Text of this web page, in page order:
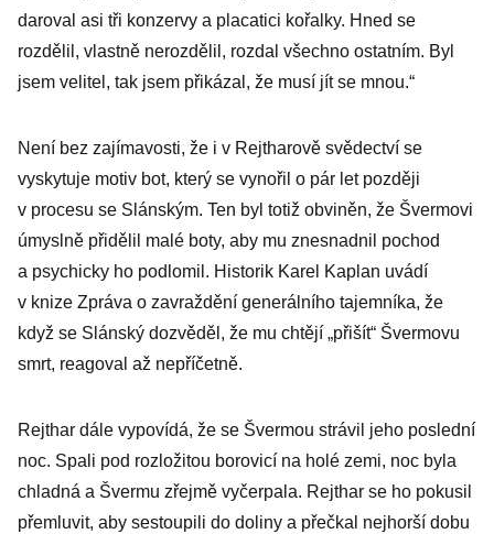
daroval asi tři konzervy a placatici kořalky. Hned se
rozdělil, vlastně nerozdělil, rozdal všechno ostatním. Byl
jsem velitel, tak jsem přikázal, že musí jít se mnou.“
Není bez zajímavosti, že i v Rejtharově svědectví se
vyskytuje motiv bot, který se vynořil o pár let později
v procesu se Slánským. Ten byl totiž obviněn, že Švermovi
úmyslně přidělil malé boty, aby mu znesnadnil pochod
a psychicky ho podlomil. Historik Karel Kaplan uvádí
v knize Zpráva o zavraždění generálního tajemníka, že
když se Slánský dozvěděl, že mu chtějí „přišít“ Švermovu
smrt, reagoval až nepříčetně.
Rejthar dále vypovídá, že se Švermou strávil jeho poslední
noc. Spali pod rozložitou borovicí na holé zemi, noc byla
chladná a Švermu zřejmě vyčerpala. Rejthar se ho pokusil
přemluvit, aby sestoupili do doliny a přečkal nejhorší dobu